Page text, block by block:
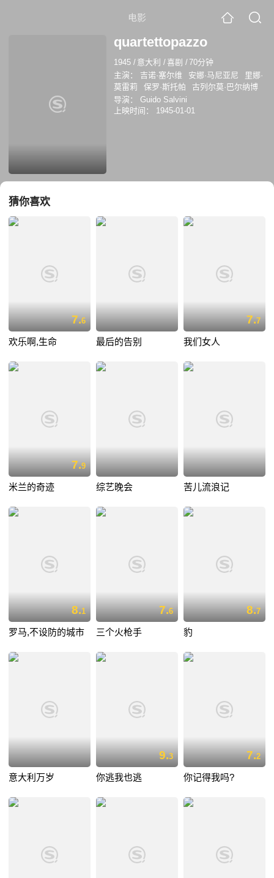
电影
quartettopazzo
1945 / 意大利 /喜剧 /70分钟
主演：
吉诺·塞尔维 安娜·马尼亚尼
里娜·
莫雷莉
保罗·斯托帕
古列尔莫·巴尔纳博
导演：
Guido Salvini
上映时间：
1945-01-01
猜你喜欢
7.6
欢乐啊,生命 最后的告别
7.7
我们女人
7.9
米兰的奇迹 综艺晚会 苦儿流浪记
8.1
罗马,不设防的城市
7.6
三个火枪手
8.7
豹
意大利万岁
9.3
你逃我也逃
7.2
你记得我吗?